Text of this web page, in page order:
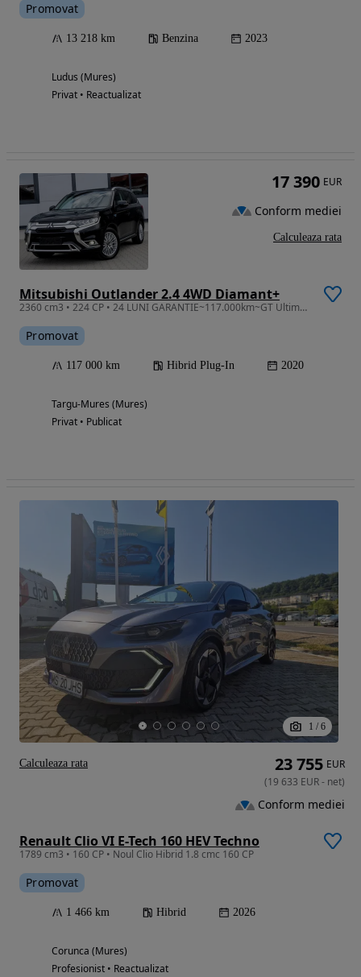
Promovat
13 218 km Benzina 2023
Ludus (Mures)
Privat • Reactualizat
Mitsubishi Outlander 2.4 4WD Diamant+
2360 cm3 • 224 CP • 24 LUNI GARANTIE~117.000km~GT Ultimate~4x4~Automat~0 Daun~TRIMIT VIDEO
Promovat
117 000 km Hibrid Plug-In 2020
Targu-Mures (Mures)
Privat • Publicat
17 390 EUR
Conform mediei
Calculeaza rata
1 / 6
Renault Clio VI E-Tech 160 HEV Techno
1789 cm3 • 160 CP • Noul Clio Hibrid 1.8 cmc 160 CP
Promovat
1 466 km Hibrid 2026
Corunca (Mures)
Profesionist • Reactualizat
23 755 EUR
(19 633 EUR- net)
Conform mediei
Calculeaza rata